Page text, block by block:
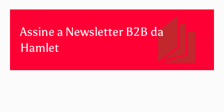
Assine a Newsletter B2B da
Hamlet